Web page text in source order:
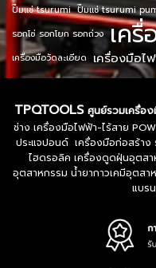
ปั๊มแช่ tsurumi ปั๊มแช่ tsurumi
รอกโซ่ รอกโยก รอกถ่วง เค
เครื่องมือวัดละเอียด เครื่องมือไ
TPQTOOLS ศูนย์รวมเครื่อ
ช่าง เครื่องมือไฟฟ้า-ไร้สาย
ประแจปอนด์ เครื่องมือก่อสร้าง
ไฮดรอลิค เครื่องดูดฝุ่นอุตส
อุตสาหกรรม น้ำยากาวเคมีอุตส
แบร